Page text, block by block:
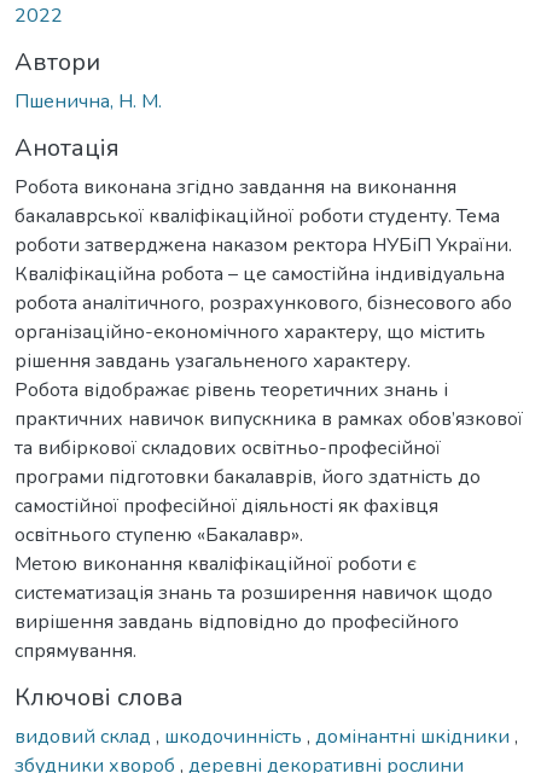
2022
Автори
Пшенична, Н. М.
Анотація
Робота виконана згідно завдання на виконання
бакалаврської кваліфікаційної роботи студенту. Тема
роботи затверджена наказом ректора НУБіП України.
Кваліфікаційна робота – це самостійна індивідуальна
робота аналітичного, розрахункового, бізнесового або
організаційно-економічного характеру, що містить
рішення завдань узагальненого характеру.
Робота відображає рівень теоретичних знань і
практичних навичок випускника в рамках обов’язкової
та вибіркової складових освітньо-професійної
програми підготовки бакалаврів, його здатність до
самостійної професійної діяльності як фахівця
освітнього ступеню «Бакалавр».
Метою виконання кваліфікаційної роботи є
систематизація знань та розширення навичок щодо
вирішення завдань відповідно до професійного
спрямування.
Ключові слова
видовий склад , шкодочинність , домінантні шкідники ,
збудники хвороб , деревні декоративні рослини